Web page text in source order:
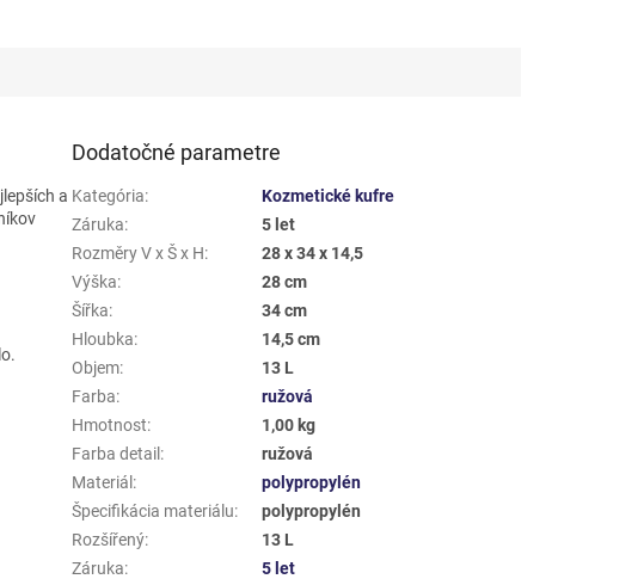
a
Dodatočné parametre
Kategória:
Kozmetické kufre
Záruka:
5 let
Rozměry V x Š x H:
28 x 34 x 14,5
Výška:
28 cm
Šířka:
34 cm
Hloubka:
14,5 cm
Objem:
13 L
Farba:
ružová
Hmotnost:
1,00 kg
Farba detail:
ružová
Materiál:
polypropylén
Špecifikácia materiálu:
polypropylén
Rozšířený:
13 L
Záruka:
5 let